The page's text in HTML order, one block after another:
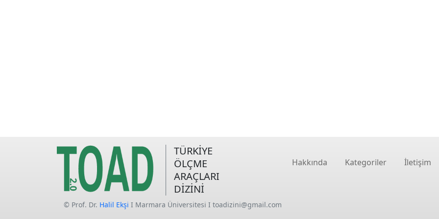
TÜRKİYE
ÖLÇME
ARAÇLARI
DİZİNİ
Hakkında Kategoriler İletişim
© Prof. Dr. Halil Ekşi I Marmara Üniversitesi I toadizini@gmail.com